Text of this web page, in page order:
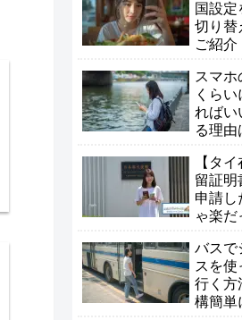
国設定
切り替
ご紹介
スマホ
くら
ればい
る理由
【タ
留証明
申請し
ゃ楽だ
り方ま
バスで
スを使
行く方
構簡単